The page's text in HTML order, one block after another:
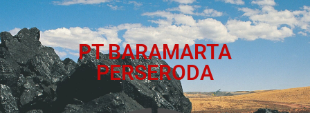
PT BARAMARTA
PERSERODA